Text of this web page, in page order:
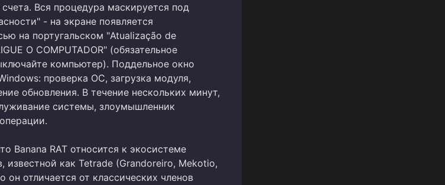
Вся процедура маскируется под
- на экране появляется
на португальском "Atualização de
O COMPUTADOR" (обязательное
компьютер). Поддельное окно
проверка ОС, загрузка модуля,
обновления. В течение нескольких минут,
системы, злоумышленник
Banana RAT относится к экосистеме
известной как Tetrade (Grandoreiro, Mekotio,
он отличается от классических членов